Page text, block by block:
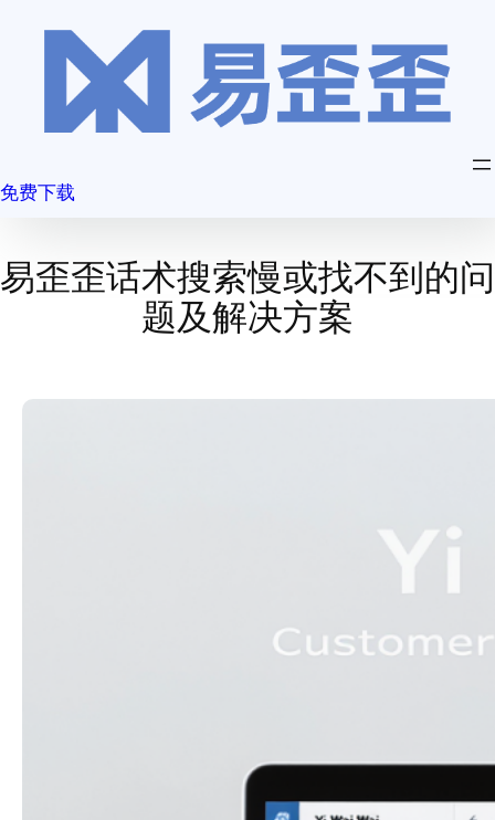
免费下载
易歪歪话术搜索慢或找不到的问
题及解决方案